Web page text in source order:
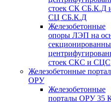
стоек СК СБ.К.Д
СЦ СБ.К.Д
Железобетонные
опоры ЛЭП на
стоек СКС и СЦС
Железобетонные
ОРУ
Железобетонные
порталы ОРУ 35